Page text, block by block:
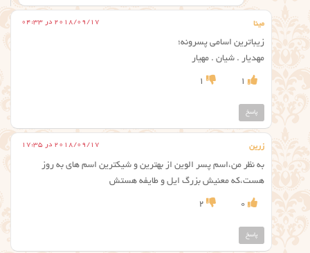
مینا 2018/09/17 در 04:33
زیباترین اسامی پسرونه؛
مهدیار . شیان . مهیار
1
1
پاسخ
زرين 2018/09/17 در 17:35
به نظر من،اسم پسر الوین از بهترین و شیکترین اسم های به روز
هست،که معنیش بزرگ ایل و طایفه هستش
0
2
پاسخ